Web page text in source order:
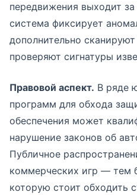
передвижения выходит
система фиксирует
дополнительно
проверяют сигнатуры
Правовой аспект. В ряде
программ для обхода
обеспечения может
нарушение законов об
Публичное
коммерческих игр — тем
которую стоит обходить